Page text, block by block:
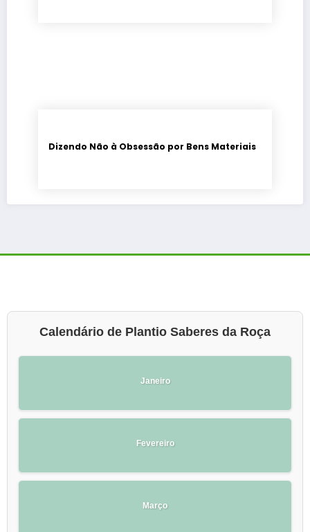
Dizendo Não à Obsessão por Bens Materiais
Calendário de Plantio Saberes da Roça
Janeiro
Fevereiro
Março